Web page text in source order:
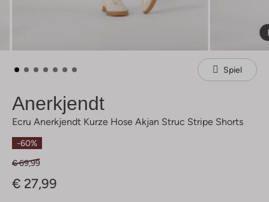
Spiel
Anerkjendt
Ecru Anerkjendt Kurze Hose Akjan Struc Stripe Shorts
-60%
€ 69,99
€ 27,99